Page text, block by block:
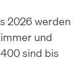
2026 werden
und
sind bis